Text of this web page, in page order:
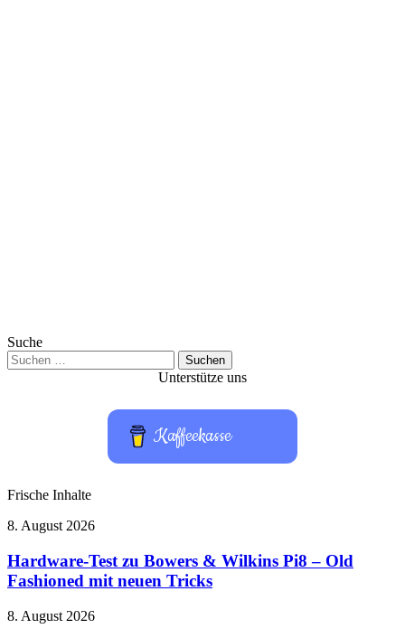
Suche
Suchen
nach:
Unterstütze uns
Kaffeekasse
Frische Inhalte
Hardware-
zu
Bowers
&
Pi8
8. August 2026
Hardware-Test zu Bowers & Wilkins Pi8 – Old
Fashioned mit neuen Tricks
Disney
8. August 2026